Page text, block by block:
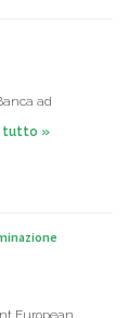
ad
tutto »
European